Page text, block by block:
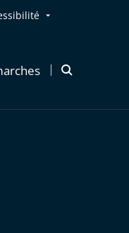
Ouvrir